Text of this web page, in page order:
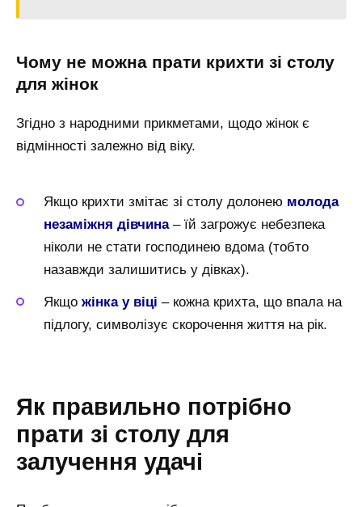
Чому не можна прати крихти зі столу
для жінок
Згідно з народними прикметами, щодо жінок є
відмінності залежно від віку.
Якщо крихти змітає зі столу долонею молода
незаміжня дівчина– їй загрожує небезпека
ніколи не стати господинею вдома (тобто
назавжди залишитись у дівках).
Якщо жінка у віці – кожна крихта, що впала на
підлогу, символізує скорочення життя на рік.
Як правильно потрібно
прати зі столу для
залучення удачі